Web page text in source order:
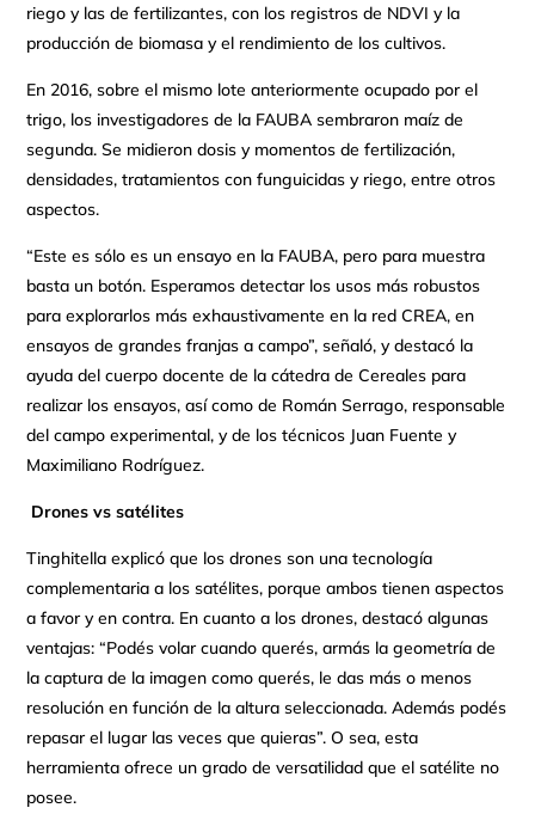
riego y las de fertilizantes, con los registros de NDVI y la
producción de biomasa y el rendimiento de los cultivos.
En 2016, sobre el mismo lote anteriormente ocupado por el
trigo, los investigadores de la FAUBA sembraron maíz de
segunda. Se midieron dosis y momentos de fertilización,
densidades, tratamientos con funguicidas y riego, entre otros
aspectos.
“Este es sólo es un ensayo en la FAUBA, pero para muestra
basta un botón. Esperamos detectar los usos más robustos
para explorarlos más exhaustivamente en la red CREA, en
ensayos de grandes franjas a campo”, señaló, y destacó la
ayuda del cuerpo docente de la cátedra de Cereales para
realizar los ensayos, así como de Román Serrago, responsable
del campo experimental, y de los técnicos Juan Fuente y
Maximiliano Rodríguez.
Drones vs satélites
Tinghitella explicó que los drones son una tecnología
complementaria a los satélites, porque ambos tienen aspectos
a favor y en contra. En cuanto a los drones, destacó algunas
ventajas: “Podés volar cuando querés, armás la geometría de
la captura de la imagen como querés, le das más o menos
resolución en función de la altura seleccionada. Además podés
repasar el lugar las veces que quieras”. O sea, esta
herramienta ofrece un grado de versatilidad que el satélite no
posee.